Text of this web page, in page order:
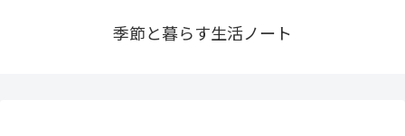
季節と暮らす生活ノート